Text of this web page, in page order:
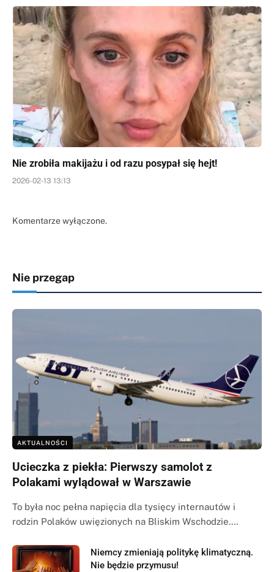
Nie zrobiła makijażu i od razu posypał się hejt!
2026-02-13 13:13
Komentarze wyłączone.
Nie przegap
AKTUALNOŚCI
Ucieczka z piekła: Pierwszy samolot z
Polakami wylądował w Warszawie
To była noc pełna napięcia dla tysięcy internautów i
rodzin Polaków uwięzionych na Bliskim Wschodzie.…
Niemcy zmieniają politykę klimatyczną.
Nie będzie przymusu!